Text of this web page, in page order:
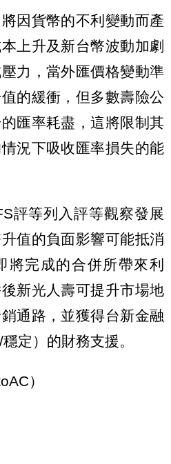
因貨幣的不利變動而產
上升及新台幣波動加劇
力，當外匯價格變動準
的緩衝，但多數壽險公
匯率耗盡，這將限制其
況下吸收匯率損失的能
評等列入評等觀察發展
值的負面影響可能抵消
將完成的合併所帶來利
新光人壽可提升市場地
通路，並獲得台新金融
定）的財務支援。
）